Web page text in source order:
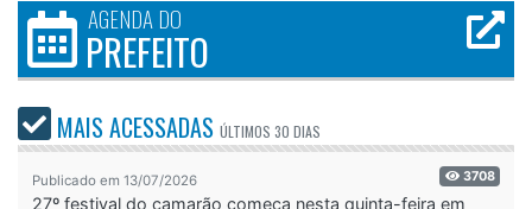
AGENDA DO
PREFEITO
MAIS ACESSADAS ÚLTIMOS 30 DIAS
Publicado em 13/07/2026 3708
27º festival do camarão começa nesta quinta-feira em